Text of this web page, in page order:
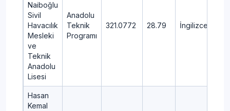
Naiboğlu
Sivil
Havacılık
Mesleki
ve
Teknik
Anadolu
Lisesi
Anadolu
Teknik
Programı
321.0772 28.79 İngilizce
Hasan
Kemal